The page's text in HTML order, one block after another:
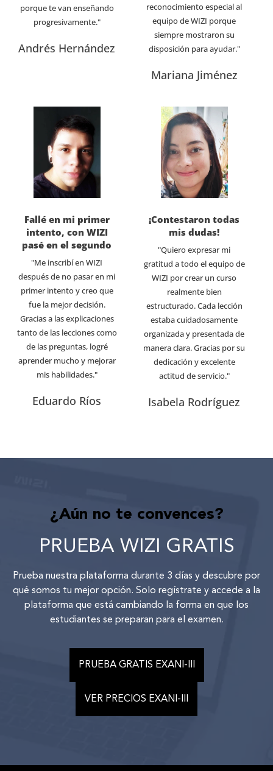
porque te van enseñando
progresivamente."
Andrés Hernández
reconocimiento especial al
equipo de WIZI porque
siempre mostraron su
disposición para ayudar."
Mariana Jiménez
Fallé en mi primer
intento, con WIZI
pasé en el segundo
"Me inscribí en WIZI
después de no pasar en mi
primer intento y creo que
fue la mejor decisión.
Gracias a las explicaciones
tanto de las lecciones como
de las preguntas, logré
aprender mucho y mejorar
mis habilidades."
Eduardo Ríos
¡Contestaron todas
mis dudas!
"Quiero expresar mi
gratitud a todo el equipo de
WIZI por crear un curso
realmente bien
estructurado. Cada lección
estaba cuidadosamente
organizada y presentada de
manera clara. Gracias por su
dedicación y excelente
actitud de servicio."
Isabela Rodríguez
¿Aún no te convences?
PRUEBA WIZI GRATIS
Prueba nuestra plataforma durante 3 días y descubre por
qué somos tu mejor opción. Solo regístrate y accede a la
plataforma que está cambiando la forma en que los
estudiantes se preparan para el examen.
PRUEBA GRATIS EXANI-III
VER PRECIOS EXANI-III